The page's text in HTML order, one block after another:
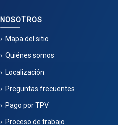
NOSOTROS
Mapa del sitio
Quiénes somos
Localización
Preguntas frecuentes
Pago por TPV
Proceso de trabajo